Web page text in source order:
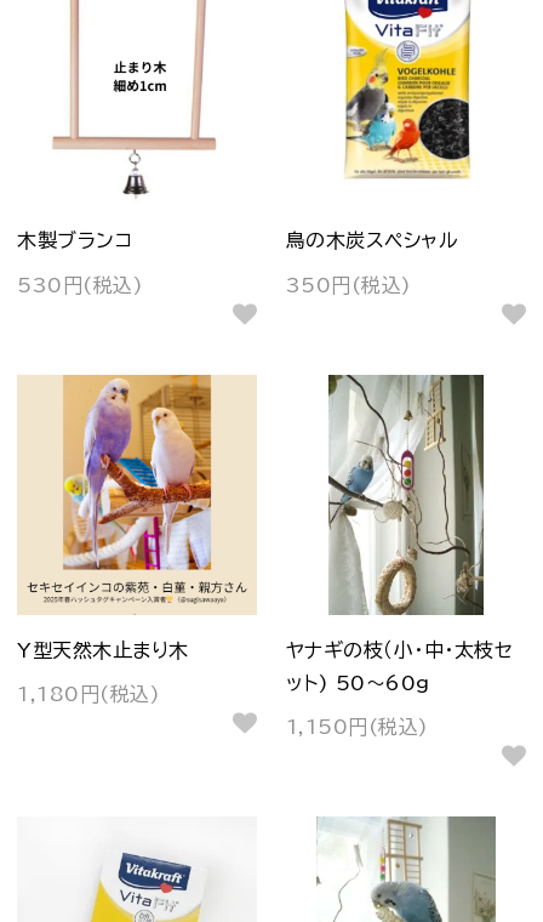
木製ブランコ
530円(税込)
鳥の木炭スペシャル
350円(税込)
Y型天然木止まり木
1,180円(税込)
ヤナギの枝（小・中・太枝セ
ット) 50～60g
1,150円(税込)